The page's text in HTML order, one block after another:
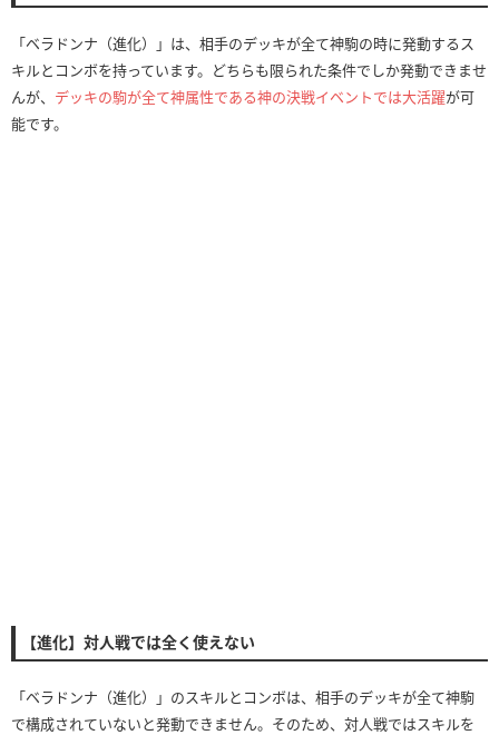
「ベラドンナ（進化）」は、相手のデッキが全て神駒の時に発動するス
キルとコンボを持っています。どちらも限られた条件でしか発動できませ
んが、 デッキの駒が全て神属性である神の決戦イベントでは大活躍が可
能です。
【進化】対人戦では全く使えない
「ベラドンナ（進化）」のスキルとコンボは、相手のデッキが全て神駒
で構成されていないと発動できません。そのため、対人戦ではスキルを